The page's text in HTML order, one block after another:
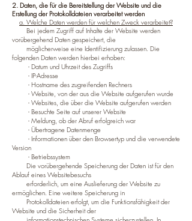
2. Daten, die für die Bereitstellung der Website und die
Erstellung der Protokolldateien verarbeitet werden
a. Welche Daten werden für welchen Zweck verarbeitet?
Bei jedem Zugriff auf Inhalte der Website werden
vorübergehend Daten gespeichert, die
möglicherweise eine Identifizierung zulassen. Die
folgenden Daten werden hierbei erhoben:
- Datum und Uhrzeit des Zugriffs
- IP-Adresse
- Hostname des zugreifenden Rechners
- Website, von der aus die Website aufgerufen wurde
- Websites, die über die Website aufgerufen werden
- Besuchte Seite auf unserer Website
- Meldung, ob der Abruf erfolgreich war
- Übertragene Datenmenge
- Informationen über den Browsertyp und die verwendete
Version
- Betriebssystem
Die vorübergehende Speicherung der Daten ist für den
Ablauf eines Websitebesuchs
erforderlich, um eine Auslieferung der Website zu
ermöglichen. Eine weitere Speicherung in
Protokolldateien erfolgt, um die Funktionsfähigkeit der
Website und die Sicherheit der